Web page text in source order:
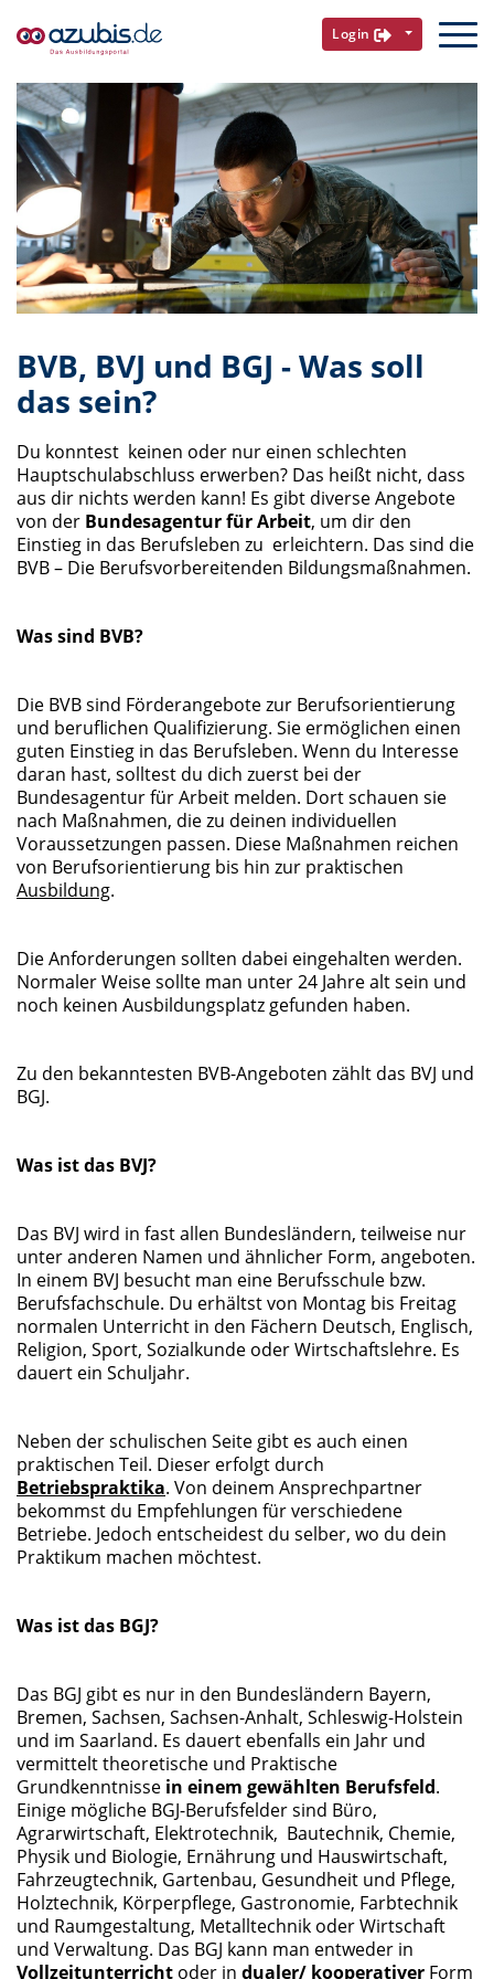
Login
BVB, BVJ und BGJ - Was soll
das sein?
Du konntest keinen oder nur einen schlechten
Hauptschulabschluss erwerben? Das heißt nicht, dass
aus dir nichts werden kann! Es gibt diverse Angebote
von der Bundesagentur für Arbeit, um dir den
Einstieg in das Berufsleben zu erleichtern. Das sind die
BVB – Die Berufsvorbereitenden Bildungsmaßnahmen.
Was sind BVB?
Die BVB sind Förderangebote zur Berufsorientierung
und beruflichen Qualifizierung. Sie ermöglichen einen
guten Einstieg in das Berufsleben. Wenn du Interesse
daran hast, solltest du dich zuerst bei der
Bundesagentur für Arbeit melden. Dort schauen sie
nach Maßnahmen, die zu deinen individuellen
Voraussetzungen passen. Diese Maßnahmen reichen
von Berufsorientierung bis hin zur praktischen
Ausbildung.
Die Anforderungen sollten dabei eingehalten werden.
Normaler Weise sollte man unter 24 Jahre alt sein und
noch keinen Ausbildungsplatz gefunden haben.
Zu den bekanntesten BVB-Angeboten zählt das BVJ und
BGJ.
Was ist das BVJ?
Das BVJ wird in fast allen Bundesländern, teilweise nur
unter anderen Namen und ähnlicher Form, angeboten.
In einem BVJ besucht man eine Berufsschule bzw.
Berufsfachschule. Du erhältst von Montag bis Freitag
normalen Unterricht in den Fächern Deutsch, Englisch,
Religion, Sport, Sozialkunde oder Wirtschaftslehre. Es
dauert ein Schuljahr.
Neben der schulischen Seite gibt es auch einen
praktischen Teil. Dieser erfolgt durch
Betriebspraktika. Von deinem Ansprechpartner
bekommst du Empfehlungen für verschiedene
Betriebe. Jedoch entscheidest du selber, wo du dein
Praktikum machen möchtest.
Was ist das BGJ?
Das BGJ gibt es nur in den Bundesländern Bayern,
Bremen, Sachsen, Sachsen-Anhalt, Schleswig-Holstein
und im Saarland. Es dauert ebenfalls ein Jahr und
vermittelt theoretische und Praktische
Grundkenntnisse in einem gewählten Berufsfeld.
Einige mögliche BGJ-Berufsfelder sind Büro,
Agrarwirtschaft, Elektrotechnik, Bautechnik, Chemie,
Physik und Biologie, Ernährung und Hauswirtschaft,
Fahrzeugtechnik, Gartenbau, Gesundheit und Pflege,
Holztechnik, Körperpflege, Gastronomie, Farbtechnik
und Raumgestaltung, Metalltechnik oder Wirtschaft
und Verwaltung. Das BGJ kann man entweder in
Vollzeitunterricht oder in dualer/ kooperativer Form